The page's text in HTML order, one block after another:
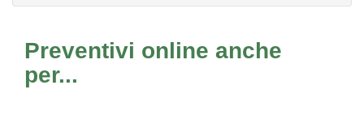
Preventivi online anche
per...